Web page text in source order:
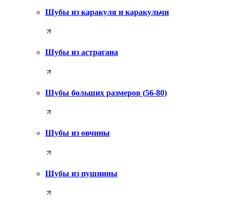
Шубы из каракуля и каракульчи
Шубы из астрагана
Шубы больших размеров (56-80)
Шубы из овчины
Шубы из пушнины